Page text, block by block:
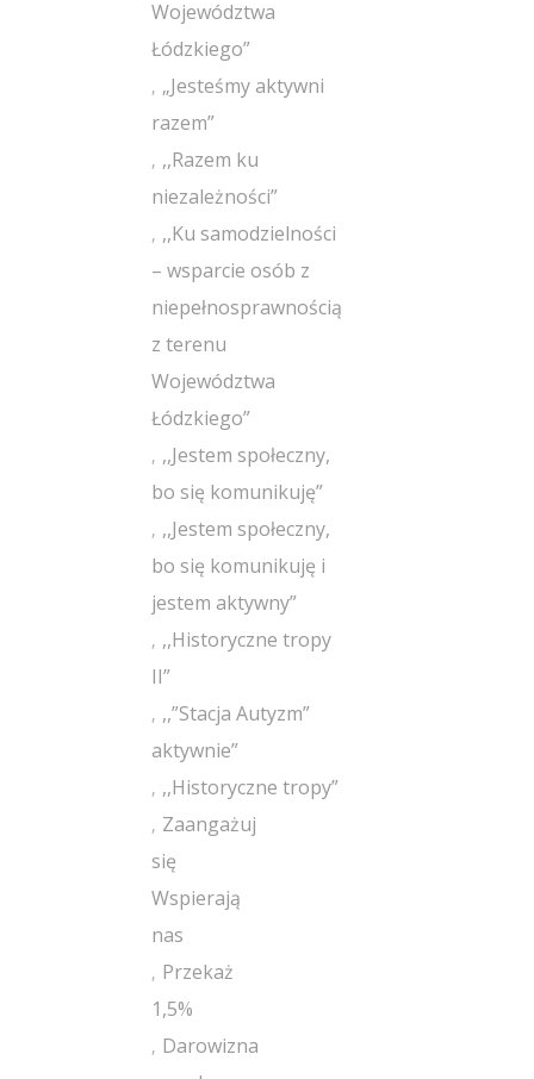
Województwa
Łódzkiego”
„Jesteśmy aktywni
razem”
,,Razem ku
niezależności”
,,Ku samodzielności
– wsparcie osób z
niepełnosprawnością
z terenu
Województwa
Łódzkiego”
,,Jestem społeczny,
bo się komunikuję”
,,Jestem społeczny,
bo się komunikuję i
jestem aktywny”
,,Historyczne tropy
II”
,,”Stacja Autyzm”
aktywnie”
,,Historyczne tropy”
Zaangażuj
się
Wspierają
nas
Przekaż
1,5%
Darowizna